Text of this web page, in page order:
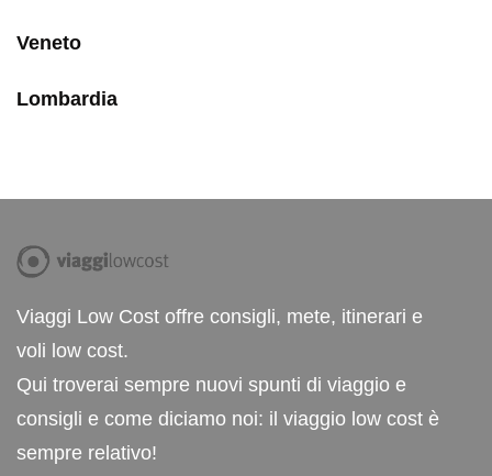
Veneto
Lombardia
Viaggi Low Cost offre consigli, mete, itinerari e
voli low cost.
Qui troverai sempre nuovi spunti di viaggio e
consigli e come diciamo noi: il viaggio low cost è
sempre relativo!